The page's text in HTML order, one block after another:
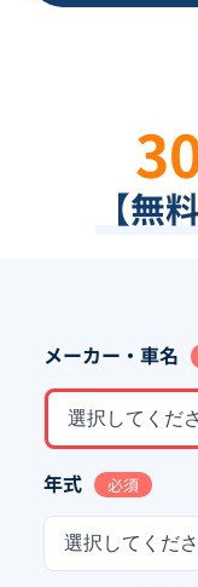
【無
メーカー・車名
選択してくだ
年式 必須
選択してくだ